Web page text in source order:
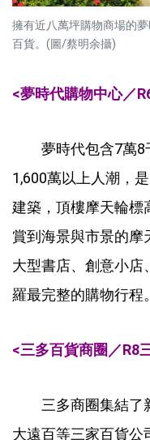
擁有近八萬坪購物商場的
百貨。(圖/蔡明余攝)
<夢時代購物中心／
夢時代包含7萬8
1,600萬以上人潮，
建築，頂樓摩天輪標
賞到海景與市景的摩
大型書店、創意小店
羅最完整的購物行程。
<三多百貨商圈／R8
三多商圈集結了新
大遠百等三家百貨公